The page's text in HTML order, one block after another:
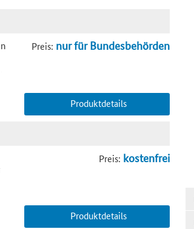
Preis: nur für Bundesbehörden
Produktdetails
Preis: kostenfrei
Produktdetails